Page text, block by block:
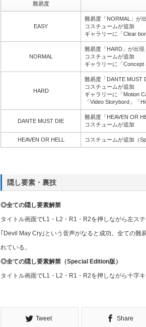
難易度
EASY
難易度「NORMAL」が
コスチュームが追加
ギャラリーに「Clear
NORMAL
難易度「HARD」が出現
コスチュームが追加
ギャラリーに「Concept
HARD
難易度「DANTE MUST
コスチュームが追加
ギャラリーに「Motion
「Video Storybord」「
DANTE MUST DIE
難易度「HEAVEN OR
コスチュームが追加
HEAVEN OR HELL コスチュームが追加（
隠し要素・裏技
◎全ての隠し要素解禁
タイトル画面でL1・L2・R1・R2を押しながら左ス
｢Devil May Cry｣という音声がなると成功。全ての難
れている。
◎全ての隠し要素解禁（Special Edition版）
タイトル画面でL1・L2・R1・R2を押しながら十字
Tweet Share